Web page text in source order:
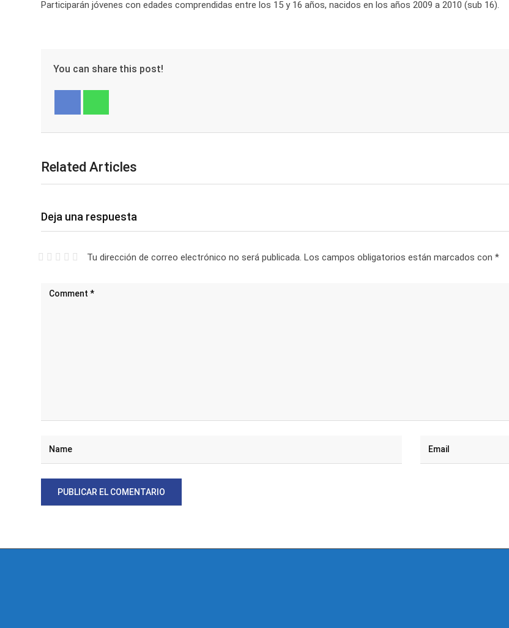
Participarán jóvenes con edades comprendidas entre los 15 y 16 años, nacidos en los años 2009 a 2010 (sub 16).
You can share this post!
Related Articles
Deja una respuesta
Tu dirección de correo electrónico no será publicada. Los campos obligatorios están marcados con *